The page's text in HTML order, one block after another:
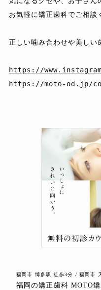
お気軽に矯正歯科でご相談
正しい噛み合わせや美しい
https://
https://moto-od.jp/
福岡市 博多駅 徒歩3分 / 福岡市
福岡の矯正歯科 MOTO